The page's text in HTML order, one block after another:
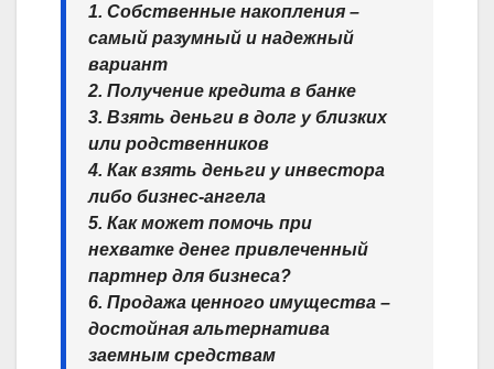
1. Собственные накопления –
самый разумный и надежный
вариант
2. Получение кредита в банке
3. Взять деньги в долг у близких
или родственников
4. Как взять деньги у инвестора
либо бизнес-ангела
5. Как может помочь при
нехватке денег привлеченный
партнер для бизнеса?
6. Продажа ценного имущества –
достойная альтернатива
заемным средствам